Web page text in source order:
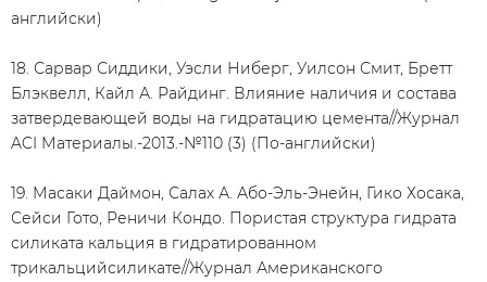
английски)
18. Сарвар Сиддики, Уэсли Ниберг, Уилсон Смит, Бретт
Блэквелл, Кайл А. Райдинг. Влияние наличия и состава
затвердевающей воды на гидратацию цемента//Журнал
ACI Материалы.-2013.-№110 (3) (По-английски)
19. Масаки Даймон, Салах А. Або-Эль-Энейн, Гико Хосака,
Сейси Гото, Реничи Кондо. Пористая структура гидрата
силиката кальция в гидратированном
трикальцийсиликате//Журнал Американского